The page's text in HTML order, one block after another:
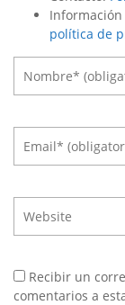
política de
Recibir un
comentarios a